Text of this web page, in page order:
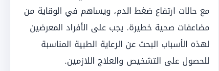
مع حالات ارتفاع ضغط الدم، ويساهم في الوقاية من
مضاعفات صحية خطيرة. يجب على الأفراد المعرضين
لهذه الأسباب البحث عن الرعاية الطبية المناسبة
للحصول على التشخيص والعلاج اللازمين.